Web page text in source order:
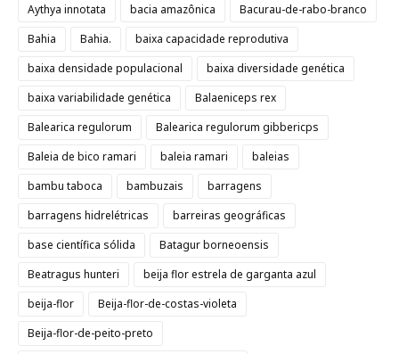
Aythya innotata bacia amazônica
Bacurau-de-rabo-branco
Bahia
Bahia.
baixa capacidade reprodutiva
baixa densidade populacional
baixa diversidade genética
baixa variabilidade genética
Balaeniceps rex
Balearica regulorum
Balearica regulorum gibbericps
Baleia de bico ramari
baleia ramari
baleias
bambu taboca
bambuzais
barragens
barragens hidrelétricas
barreiras geográficas
base científica sólida
Batagur borneoensis
Beatragus hunteri
beija flor estrela de garganta azul
beija-flor
Beija-flor-de-costas-violeta
Beija-flor-de-peito-preto